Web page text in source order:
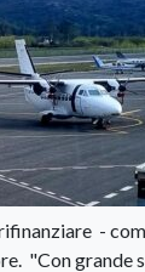
-
"Con grande